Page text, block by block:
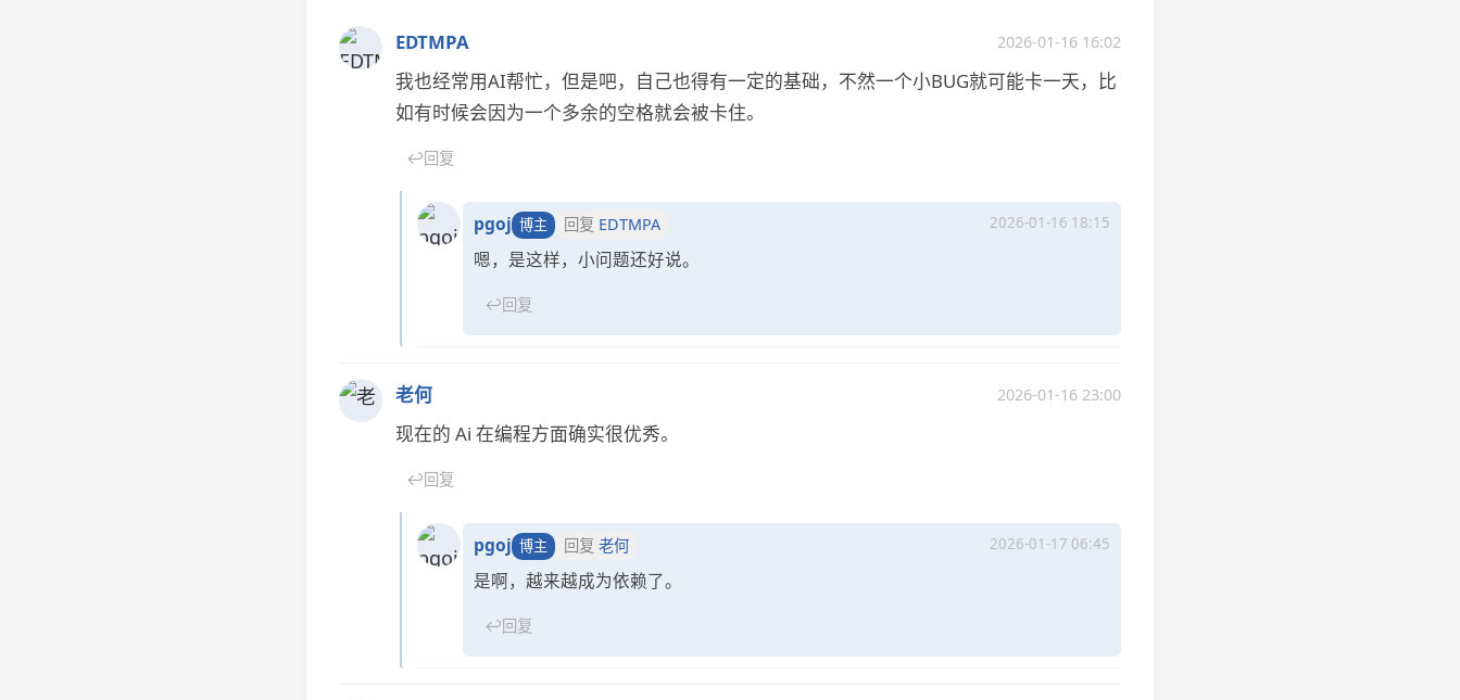
EDTMPA 2026-01-16 16:02
我也经常用AI帮忙，但是吧，自己也得有一定的基础，不然一个小BUG就可能卡一天，比
如有时候会因为一个多余的空格就会被卡住。
↩回复
pgoj 博主 回复 EDTMPA 2026-01-16 18:15
嗯，是这样，小问题还好说。
↩回复
老何 2026-01-16 23:00
现在的 Ai 在编程方面确实很优秀。
↩回复
pgoj 博主 回复 老何 2026-01-17 06:45
是啊，越来越成为依赖了。
↩回复